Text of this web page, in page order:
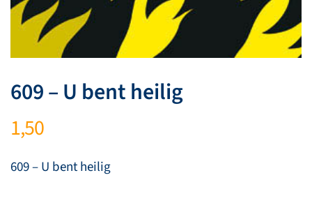
609 – U bent heilig
1,50
609 – U bent heilig